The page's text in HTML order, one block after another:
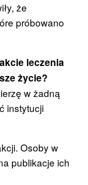
że
próbowano
leczenia
życie?
w żadną
instytucji
Osoby w
publikacje ich